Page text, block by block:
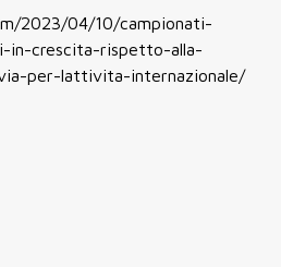
2023/04/10/campionati-
in-crescita-rispetto-alla-
per-lattivita-internazionale/